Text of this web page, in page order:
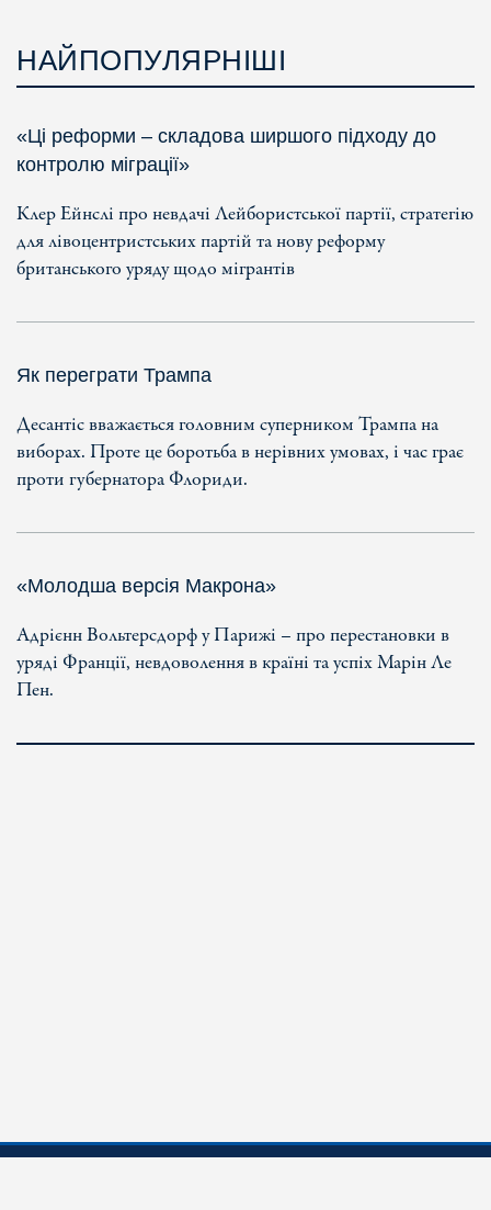
НАЙПОПУЛЯРНІШІ
«Ці реформи – складова ширшого підходу до
контролю міграції»
Клер Ейнслі про невдачі Лейбористської партії, стратегію
для лівоцентристських партій та нову реформу
британського уряду щодо мігрантів
Як переграти Трампа
Десантіс вважається головним суперником Трампа на
виборах. Проте це боротьба в нерівних умовах, і час грає
проти губернатора Флориди.
«Молодша версія Макрона»
Адрієнн Вольтерсдорф у Парижі – про перестановки в
уряді Франції, невдоволення в країні та успіх Марін Ле
Пен.